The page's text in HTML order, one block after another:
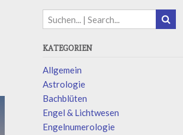
KATEGORIEN
Allgemein
Astrologie
Bachblüten
Engel & Lichtwesen
Engelnumerologie